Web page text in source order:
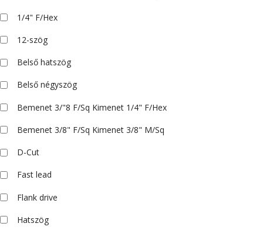
1/4" F/Hex
12-szög
Belső hatszög
Belső négyszög
Bemenet 3/"8 F/Sq Kimenet 1/4" F/Hex
Bemenet 3/8" F/Sq Kimenet 3/8" M/Sq
D-Cut
Fast lead
Flank drive
Hatszög